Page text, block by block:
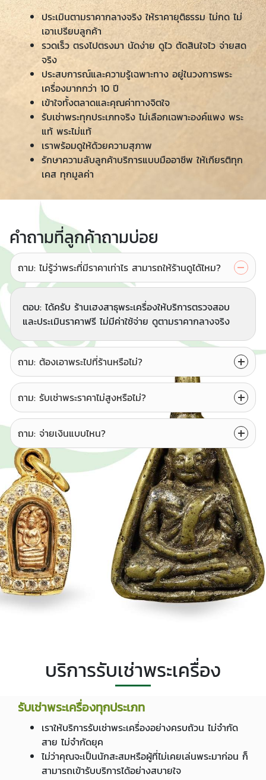
ประเมินตามราคากลางจริง ให้ราคายุติธรรม ไม่กด ไม่
เอาเปรียบลูกค้า
รวดเร็ว ตรงไปตรงมา นัดง่าย ดูไว ตัดสินใจไว จ่ายสด
จริง
ประสบการณ์และความรู้เฉพาะทาง อยู่ในวงการพระ
เครื่องมากกว่า 10 ปี
เข้าใจทั้งตลาดและคุณค่าทางจิตใจ
รับเช่าพระทุกประเภทจริง ไม่เลือกเฉพาะองค์แพง พระ
แท้ พระไม่แท้
เราพร้อมดูให้ด้วยความสุภาพ
รักษาความลับลูกค้าบริการแบบมืออาชีพ ให้เกียรติทุก
เคส ทุกมูลค่า
คำถามที่ลูกค้าถามบ่อย
ถาม: ไม่รู้ว่าพระที่มีราคาเท่าไร สามารถให้ร้านดูได้ไหม?
ตอบ: ได้ครับ ร้านเฮงสาธุพระเครื่องให้บริการตรวจสอบ
และประเมินราคาฟรี ไม่มีค่าใช้จ่าย ดูตามราคากลางจริง
ถาม: ต้องเอาพระไปที่ร้านหรือไม่?
ถาม: รับเช่าพระราคาไม่สูงหรือไม่?
ถาม: จ่ายเงินแบบไหน?
บริการรับเช่าพระเครื่อง
รับเช่าพระเครื่องทุกประเภท
เราให้บริการรับเช่าพระเครื่องอย่างครบถ้วน ไม่จำกัด
สาย ไม่จำกัดยุค
ไม่ว่าคุณจะเป็นนักสะสมหรือผู้ที่ไม่เคยเล่นพระมาก่อน ก็
สามารถเข้ารับบริการได้อย่างสบายใจ